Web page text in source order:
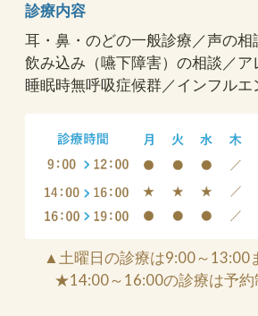
診療内容
耳・鼻・のどの一般診療／声の相
飲み込み（嚥下障害）の相談／ア
睡眠時無呼吸症候群／インフルエ
▲土曜日の診療は9:00～13:00
★14:00～16:00の診療は予約